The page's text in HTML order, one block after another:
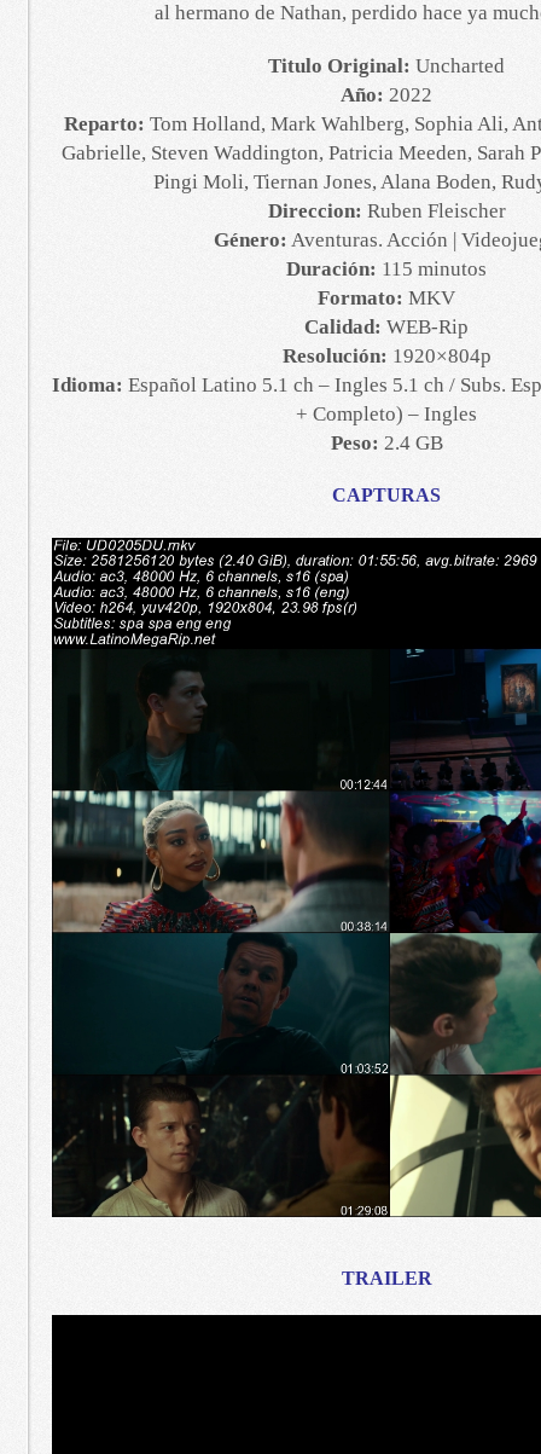
al hermano de Nathan, perdido hace ya
Titulo Original: Uncharted
Año: 2022
Reparto: Tom Holland, Mark Wahlberg, Sophia Ali,
Gabrielle, Steven Waddington, Patricia Meeden, Sarah
Pingi Moli, Tiernan Jones, Alana Boden,
Direccion: Ruben Fleischer
Género: Aventuras. Acción |
Duración: 115 minutos
Formato: MKV
Calidad: WEB-Rip
Resolución: 1920×804p
Idioma: Español Latino 5.1 ch – Ingles 5.1 ch / Subs.
+ Completo) – Ingles
Peso: 2.4 GB
CAPTURAS
TRAILER